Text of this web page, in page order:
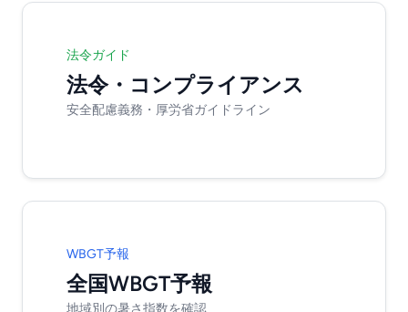
法令ガイド
法令・コンプライアンス
安全配慮義務・厚労省ガイドライン
WBGT予報
全国WBGT予報
地域別の暑さ指数を確認